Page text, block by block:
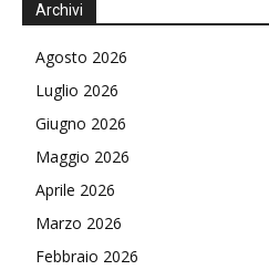
Archivi
Agosto 2026
Luglio 2026
Giugno 2026
Maggio 2026
Aprile 2026
Marzo 2026
Febbraio 2026